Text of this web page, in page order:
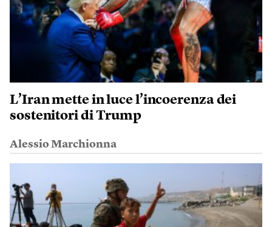
L’Iran mette in luce l’incoerenza dei
sostenitori di Trump
Alessio Marchionna